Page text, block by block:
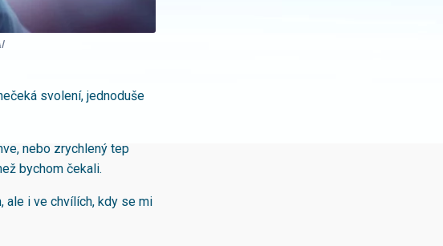
svolení, jednoduše
nebo zrychlený tep
bychom čekali.
ale i ve chvílích, kdy se mi